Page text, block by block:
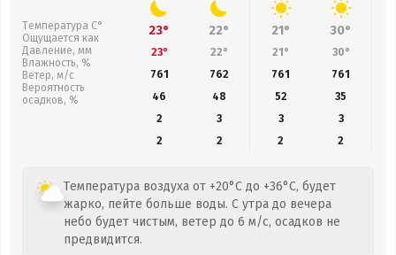
Температура С°
Ощущается как
Давление, мм
Влажность, %
Ветер, м/с
Вероятность
осадков, %
23° 22° 21° 30°
23° 22° 21° 30°
761
762 761 761
46
48 52 35
2
3 3
3
2
2 2 2
Температура воздуха от +20°C до +36°C, будет
жарко, пейте больше воды. С утра до вечера
небо будет чистым, ветер до 6 м/с, осадков не
предвидится.